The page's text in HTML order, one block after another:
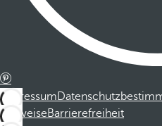
Impressum
HinweiseBarrierefreiheit